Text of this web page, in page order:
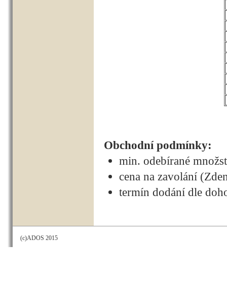
Obchodní podmínky:
min. odebírané
cena na zavolání
termín dodání dle
(c)ADOS 2015